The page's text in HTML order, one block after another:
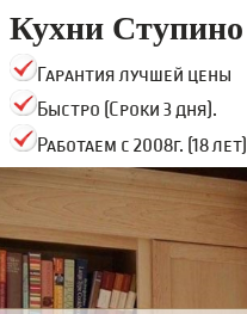
Кухни Ступино
Гарантия лучшей цены
Быстро (Сроки 3 дня).
Работаем с 2008г. (18 лет)